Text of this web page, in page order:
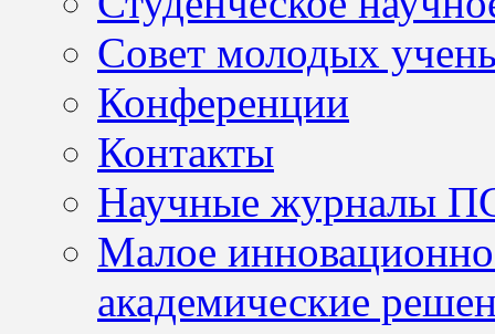
Совет молодых
Конференции
Контакты
Научные журналы
Малое
академические